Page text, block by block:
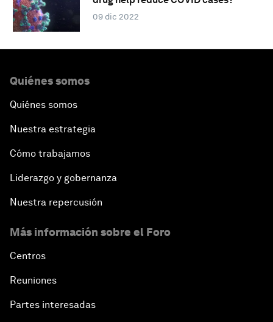
09 dic 2022
Quiénes somos
Quiénes somos
Nuestra estrategia
Cómo trabajamos
Liderazgo y gobernanza
Nuestra repercusión
Más información sobre el Foro
Centros
Reuniones
Partes interesadas